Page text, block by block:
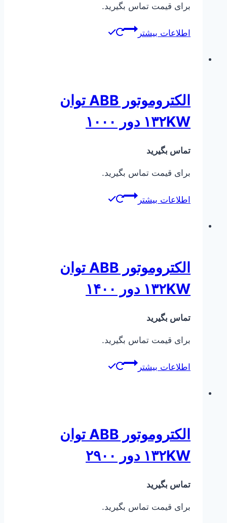
برای قیمت تماس بگیرید.
اطلاعات بیشتر
الکتروموتور ABB توان
۱۳۲KW دور ۱۰۰۰
تماس بگیرید
برای قیمت تماس بگیرید.
اطلاعات بیشتر
الکتروموتور ABB توان
۱۳۲KW دور ۱۴۰۰
تماس بگیرید
برای قیمت تماس بگیرید.
اطلاعات بیشتر
الکتروموتور ABB توان
۱۳۲KW دور ۲۹۰۰
تماس بگیرید
برای قیمت تماس بگیرید.